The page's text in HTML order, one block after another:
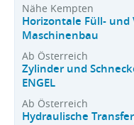
Nähe Kempten
Horizontale Füll- und
Maschinenbau
Ab Österreich
Zylinder und
ENGEL
Ab Österreich
Hydraulische